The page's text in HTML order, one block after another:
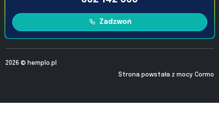
Zadzwoń
2026 © hemplo.pl
Strona powstała z mocy Cormo